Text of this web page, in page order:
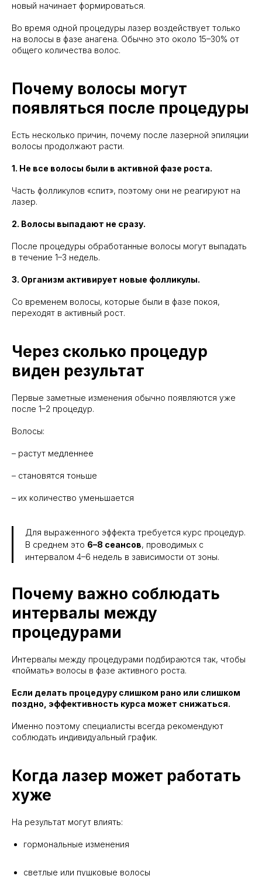
новый начинает формироваться.
Во время одной процедуры лазер воздействует только
на волосы в фазе анагена. Обычно это около 15–30% от
общего количества волос.
Почему волосы могут
появляться после процедуры
Есть несколько причин, почему после лазерной эпиляции
волосы продолжают расти.
1. Не все волосы были в активной фазе роста.
Часть фолликулов «спит», поэтому они не реагируют на
лазер.
2. Волосы выпадают не сразу.
После процедуры обработанные волосы могут выпадать
в течение 1–3 недель.
3. Организм активирует новые фолликулы.
Со временем волосы, которые были в фазе покоя,
переходят в активный рост.
Через сколько процедур
виден результат
Первые заметные изменения обычно появляются уже
после 1–2 процедур.
Волосы:
– растут медленнее
– становятся тоньше
– их количество уменьшается
Для выраженного эффекта требуется курс процедур.
В среднем это 6–8 сеансов, проводимых с
интервалом 4–6 недель в зависимости от зоны.
Почему важно соблюдать
интервалы между
процедурами
Интервалы между процедурами подбираются так, чтобы
«поймать» волосы в фазе активного роста.
Если делать процедуру слишком рано или слишком
поздно, эффективность курса может снижаться.
Именно поэтому специалисты всегда рекомендуют
соблюдать индивидуальный график.
Когда лазер может работать
хуже
На результат могут влиять:
гормональные изменения
светлые или пушковые волосы